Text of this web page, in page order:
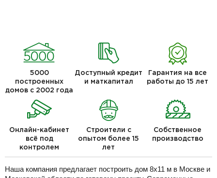
5000
построенных
домов с 2002 года
Доступный кредит
и маткапитал
Гарантия на все
работы до 15 лет
Онлайн-кабинет
всё под
контролем
Строители с
опытом более 15
лет
Собственное
производство
Наша компания предлагает построить дом 8х11 м в Москве и